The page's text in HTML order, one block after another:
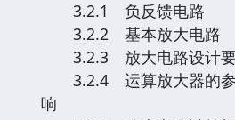
3.2.1 负反馈电路
3.2.2 基本放大电路
3.2.3 放大电路设计
3.2.4 运算放大器的参
响